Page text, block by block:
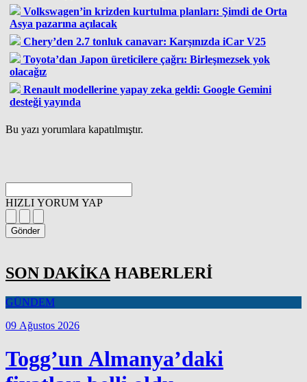
Volkswagen’in krizden kurtulma planları: Şimdi de Orta
Asya pazarına açılacak
Chery’den 2.7 tonluk canavar: Karşınızda iCar V25
Toyota’dan Japon üreticilere çağrı: Birleşmezsek yok
olacağız
Renault modellerine yapay zeka geldi: Google Gemini
desteği yayında
Bu yazı yorumlara kapatılmıştır.
HIZLI YORUM YAP
Gönder
SON DAKİKA HABERLERİ
GÜNDEM
09 Ağustos 2026
Togg’un Almanya’daki